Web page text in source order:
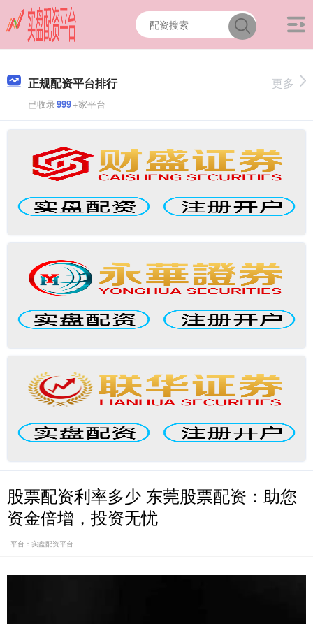
正规配资平台排行
已收录999+家平台
更多
股票配资利率多少 东莞股票配资：助您
资金倍增，投资无忧
平台：实盘配资平台